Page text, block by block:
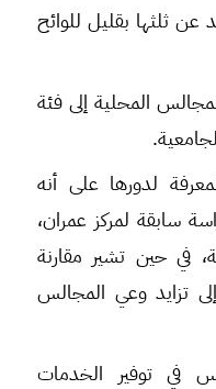
عن ثلثها بقليل للوائح
المحلية إلى فئة
لدورها على أنه
دراسة سابقة لمركز عمران،
في حين تشير مقارنة
تزايد وعي المجالس
في توفير الخدمات